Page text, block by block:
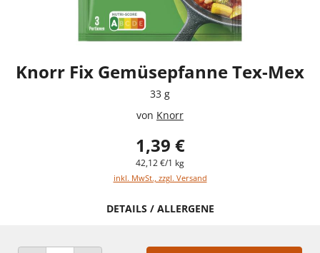
Knorr Fix Gemüsepfanne Tex-Mex
33 g
von Knorr
1,39 €
42,12 €/1 kg
inkl. MwSt., zzgl. Versand
DETAILS / ALLERGENE